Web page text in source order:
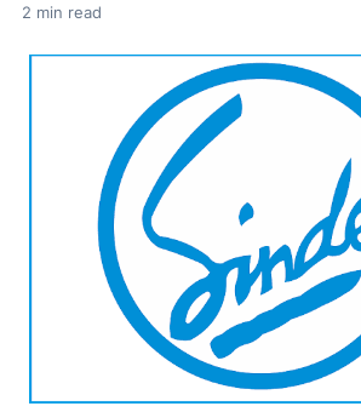
2 min read